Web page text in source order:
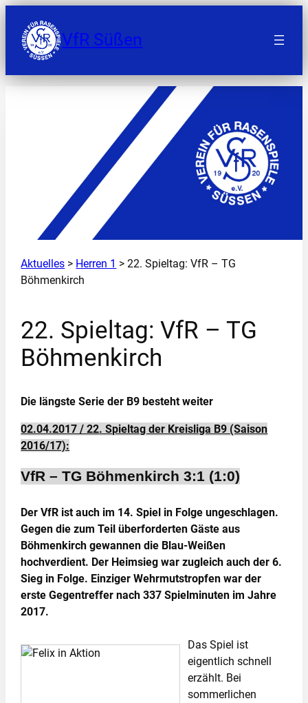
Inhalt
springen
VfR Süßen
Aktuelles > Herren 1 > 22. Spieltag: VfR – TG
Böhmenkirch
22. Spieltag: VfR – TG
Böhmenkirch
Die längste Serie der B9 besteht weiter
02.04.2017 / 22. Spieltag der Kreisliga B9 (Saison
2016/17):
VfR – TG Böhmenkirch 3:1 (1:0)
Der VfR ist auch im 14. Spiel in Folge ungeschlagen.
Gegen die zum Teil überforderten Gäste aus
Böhmenkirch gewannen die Blau-Weißen
hochverdient. Der Heimsieg war zugleich auch der 6.
Sieg in Folge. Einziger Wehrmutstropfen war der
erste Gegentreffer nach 337 Spielminuten im Jahre
2017.
Das Spiel ist
eigentlich schnell
erzählt. Bei
sommerlichen